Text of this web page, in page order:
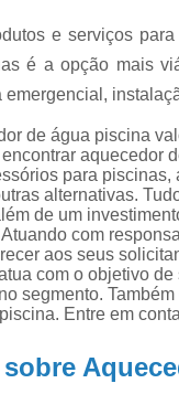
para
Produtos
limpar
piscinas
Reparo
filtros de
piscina
e serviços
é a opção mais
emergencial,
de água piscina
aquecedor
para
alternativas.
de um
com
aos seus
com o objetivo
segmento.
Entre em